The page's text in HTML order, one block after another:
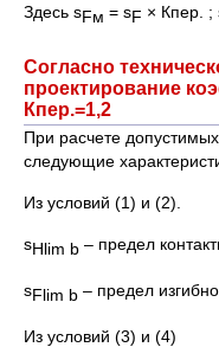
Здесь sFм = sF × Кпер. ;
Согласно
проектирование
Кпер.=1,2
При расчете
следующие
Из условий (1) и (2).
sHlim b – предел
sFlim b – предел
Из условий (3) и (4)